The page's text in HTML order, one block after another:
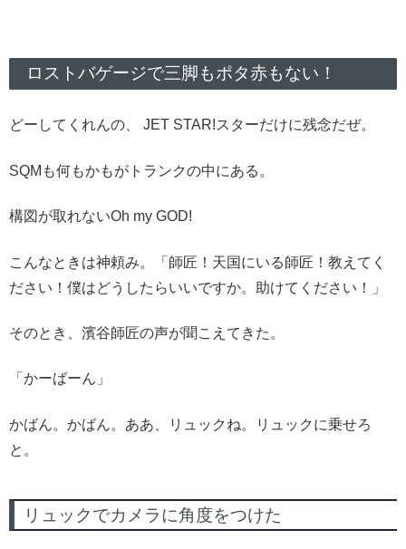
ロストバゲージで三脚もポタ赤もない！
どーしてくれんの、 JET STAR!スターだけに残念だぜ。
SQMも何もかもがトランクの中にある。
構図が取れないOh my GOD!
こんなときは神頼み。「師匠！天国にいる師匠！教えてく
ださい！僕はどうしたらいいですか。助けてください！」
そのとき、濱谷師匠の声が聞こえてきた。
「かーばーん」
かばん。かばん。ああ、リュックね。リュックに乗せろ
と。
リュックでカメラに角度をつけた